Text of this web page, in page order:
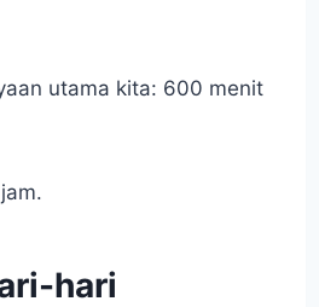
utama kita: 600 menit
hari